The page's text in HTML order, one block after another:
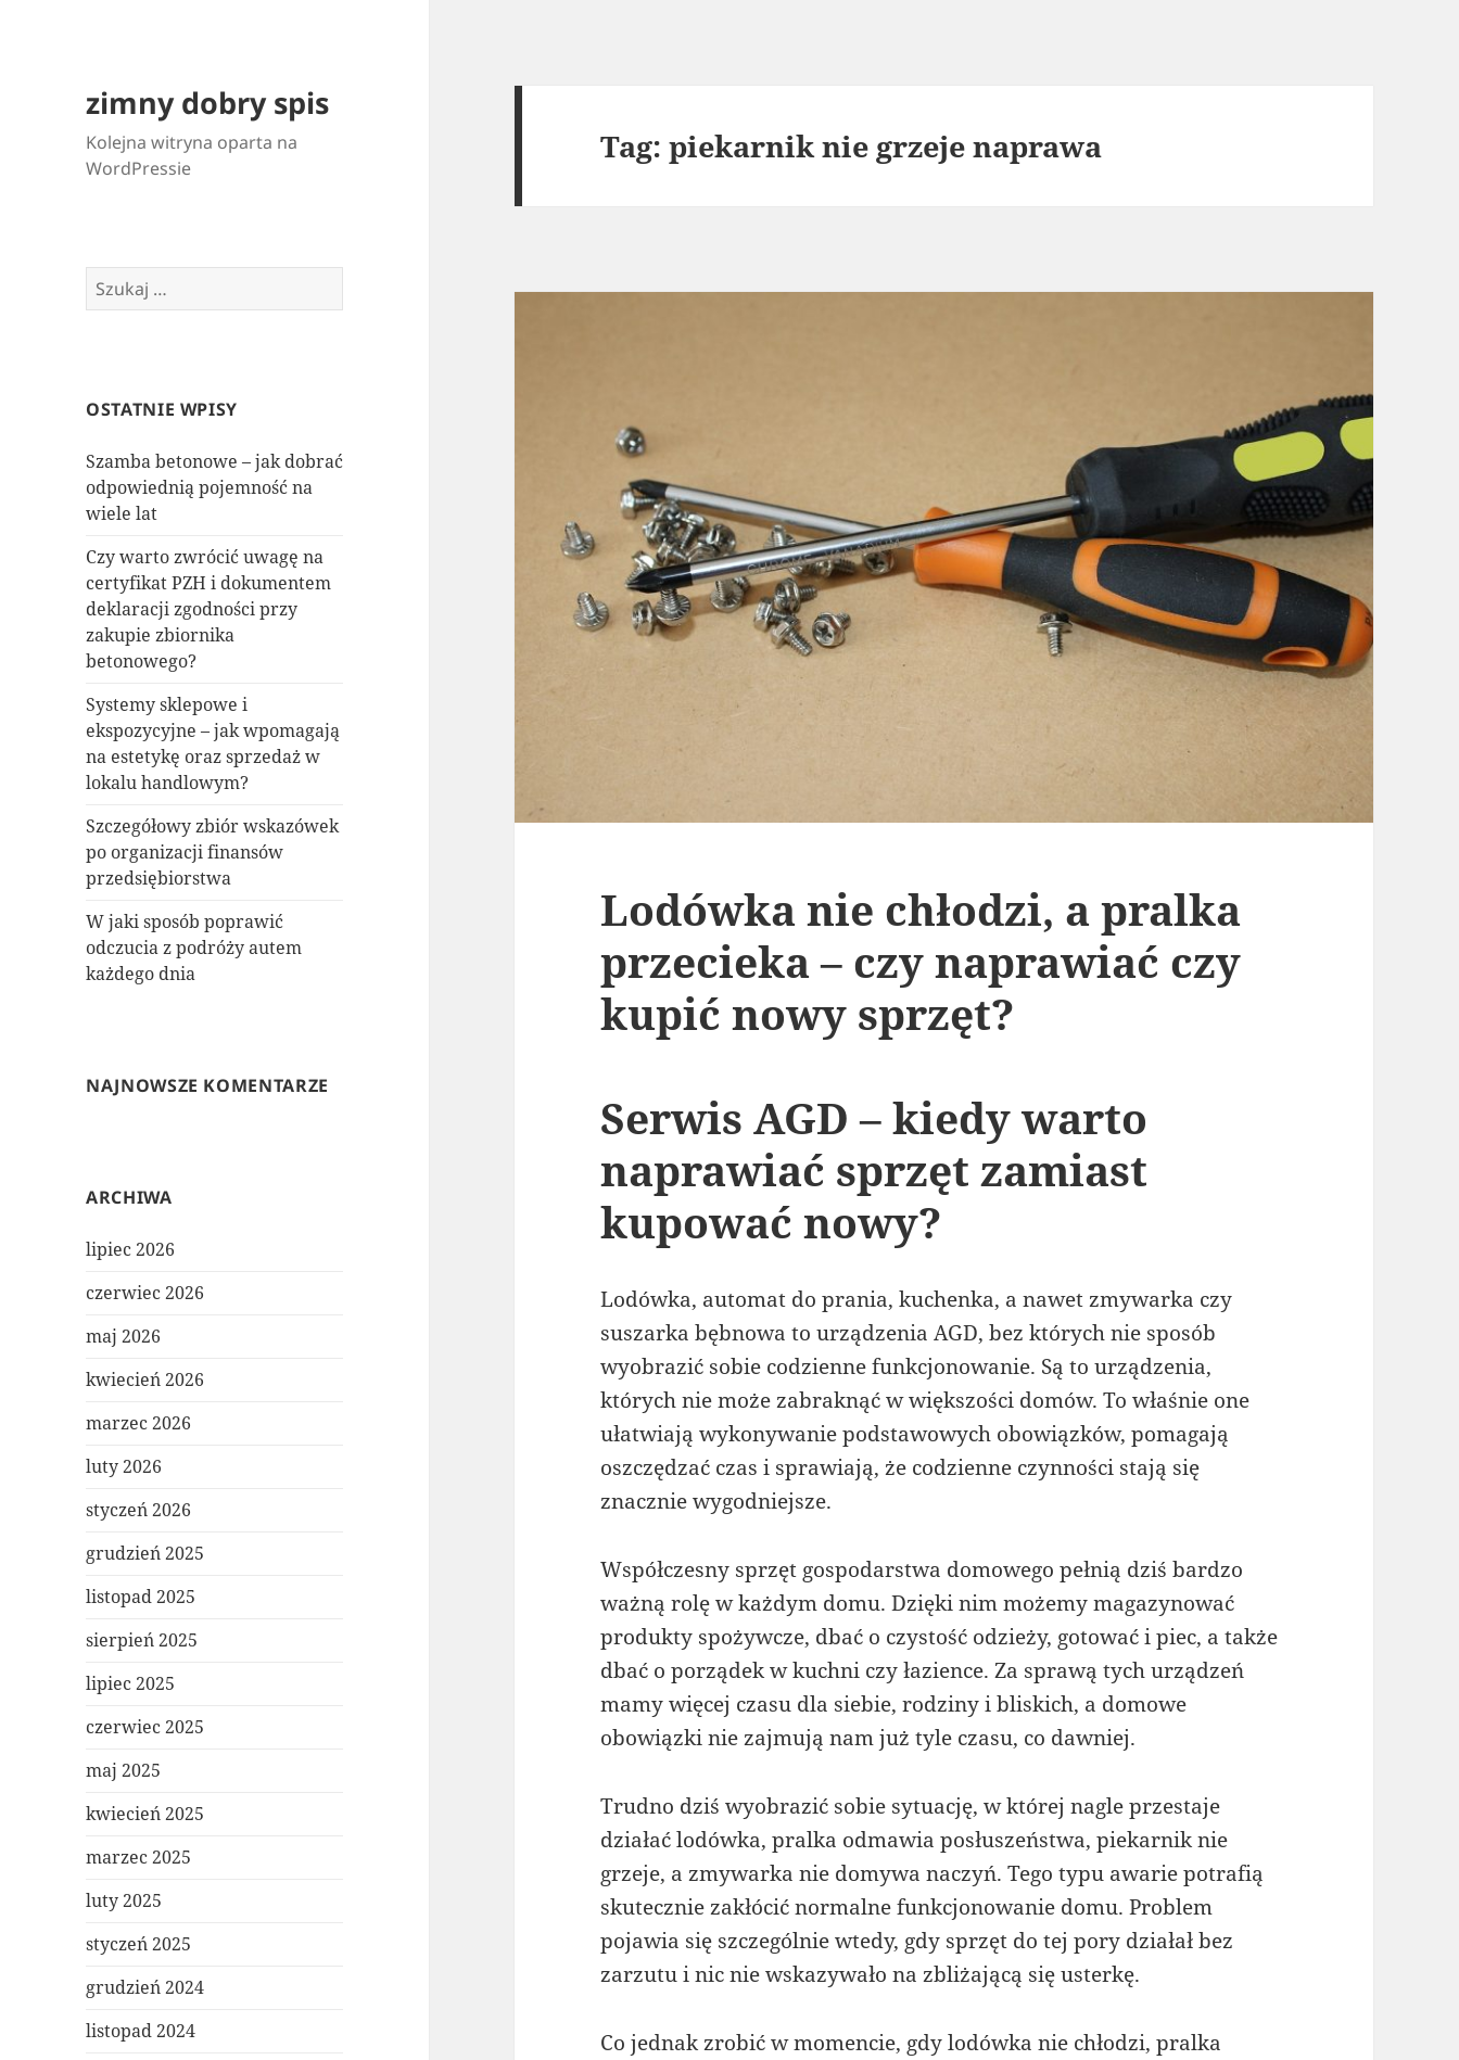
zimny dobry spis
Kolejna witryna oparta na
WordPressie
Szukaj:
OSTATNIE WPISY
Szamba betonowe – jak dobrać
odpowiednią pojemność na
wiele lat
Czy warto zwrócić uwagę na
certyfikat PZH i dokumentem
deklaracji zgodności przy
zakupie zbiornika
betonowego?
Systemy sklepowe i
ekspozycyjne – jak wpomagają
na estetykę oraz sprzedaż w
lokalu handlowym?
Szczegółowy zbiór wskazówek
po organizacji finansów
przedsiębiorstwa
W jaki sposób poprawić
odczucia z podróży autem
każdego dnia
NAJNOWSZE KOMENTARZE
ARCHIWA
lipiec 2026
czerwiec 2026
maj 2026
kwiecień 2026
marzec 2026
luty 2026
styczeń 2026
grudzień 2025
listopad 2025
sierpień 2025
lipiec 2025
czerwiec 2025
maj 2025
kwiecień 2025
marzec 2025
luty 2025
styczeń 2025
grudzień 2024
listopad 2024
Tag:piekarnik nie grzeje naprawa
Lodówka nie chłodzi, a pralka
przecieka – czy naprawiać czy
kupić nowy sprzęt?
Serwis AGD – kiedy warto
naprawiać sprzęt zamiast
kupować nowy?
Lodówka, automat do prania, kuchenka, a nawet zmywarka czy
suszarka bębnowa to urządzenia AGD, bez których nie sposób
wyobrazić sobie codzienne funkcjonowanie. Są to urządzenia,
których nie może zabraknąć w większości domów. To właśnie one
ułatwiają wykonywanie podstawowych obowiązków, pomagają
oszczędzać czas i sprawiają, że codzienne czynności stają się
znacznie wygodniejsze.
Współczesny sprzęt gospodarstwa domowego pełnią dziś bardzo
ważną rolę w każdym domu. Dzięki nim możemy magazynować
produkty spożywcze, dbać o czystość odzieży, gotować i piec, a także
dbać o porządek w kuchni czy łazience. Za sprawą tych urządzeń
mamy więcej czasu dla siebie, rodziny i bliskich, a domowe
obowiązki nie zajmują nam już tyle czasu, co dawniej.
Trudno dziś wyobrazić sobie sytuację, w której nagle przestaje
działać lodówka, pralka odmawia posłuszeństwa, piekarnik nie
grzeje, a zmywarka nie domywa naczyń. Tego typu awarie potrafią
skutecznie zakłócić normalne funkcjonowanie domu. Problem
pojawia się szczególnie wtedy, gdy sprzęt do tej pory działał bez
zarzutu i nic nie wskazywało na zbliżającą się usterkę.
Co jednak zrobić w momencie, gdy lodówka nie chłodzi, pralka